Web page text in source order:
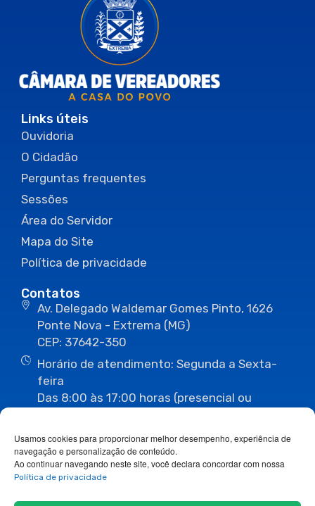
Usamos cookies para proporcionar melhor desempenho, experiência de
navegação e personalização de conteúdo.
Ao continuar navegando neste site, você declara concordar com nossa
Política de privacidade
Links úteis
Ouvidoria
O Cidadão
Perguntas frequentes
Sessões
Área do Servidor
Mapa do Site
Política de privacidade
Contatos
Av. Delegado Waldemar Gomes Pinto, 1626
Ponte Nova - Extrema (MG)
CEP: 37642-350
Horário de atendimento: Segunda a Sexta-
feira
Das 8:00 às 17:00 horas (presencial ou
(35) 3435-1112 (35) 3435-3063
ouvidoria@camaraextrema.mg.gov.br
imprensa@camaraextrema.mg.gov.br
Siga-nos: